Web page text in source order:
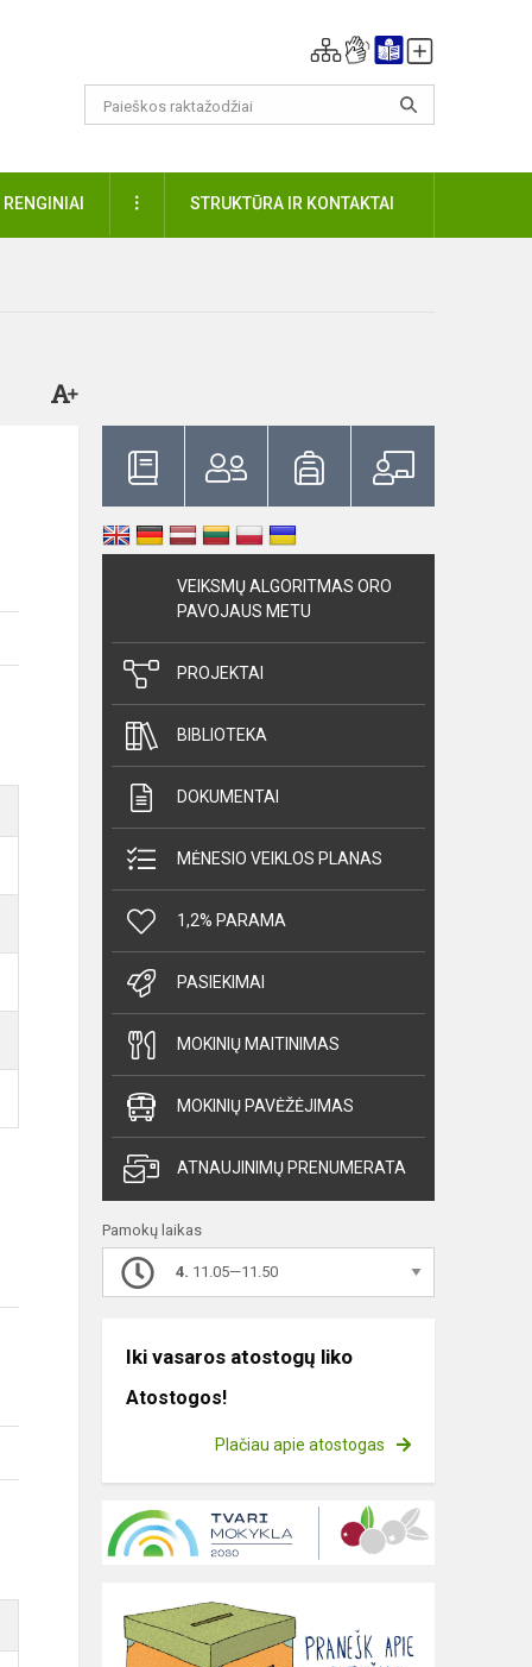
RENGINIAI DAUGIAUSTRUKTŪRA IR KONTAKTAI
VEIKSMŲ ALGORITMAS ORO
PAVOJAUS METU
PROJEKTAI
BIBLIOTEKA
DOKUMENTAI
MĖNESIO VEIKLOS PLANAS
1,2% PARAMA
PASIEKIMAI
MOKINIŲ MAITINIMAS
MOKINIŲ PAVĖŽĖJIMAS
ATNAUJINIMŲ PRENUMERATA
Pamokų laikas
4. 11.05—11.50
Iki vasaros atostogų liko
Atostogos!
Plačiau apie atostogas